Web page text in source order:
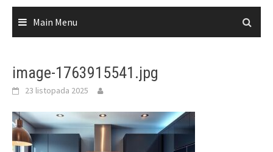
Main Menu
image-1763915541.jpg
23 listopada 2025